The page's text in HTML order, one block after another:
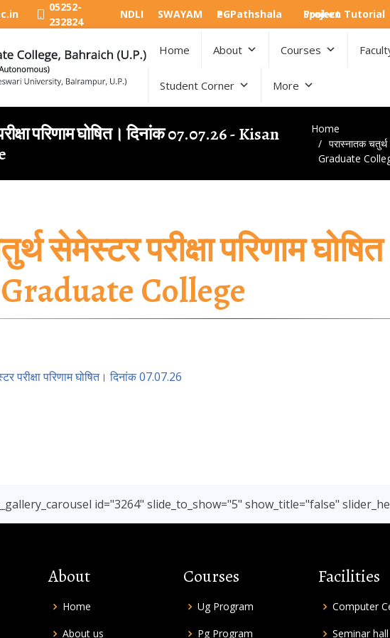
05252-
232824
NDLI SWAYAM e-PGPathshala Spoken Tutorial Project
Home About Courses
Student Corner More
परिणाम घोषित। दिनांक 07.07.26 - Kisan
Home
परास्नातक
Graduate
सेमेस्टर परीक्षा परिणाम
College
परीक्षा परिणाम घोषित। दिनांक 07.07.26
id="3264" slide_to_show="5" show_title="false"
About
Home
About us
Courses
Ug Program
Pg Program
Facilities
Computer
Seminar hall